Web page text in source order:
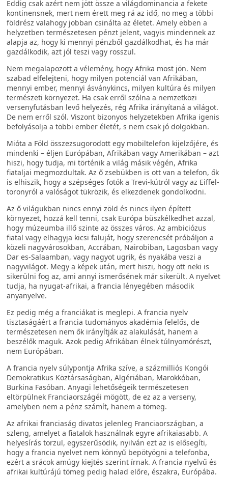
Eddig csak azért nem jött össze a világdominancia a fekete
kontinensnek, mert nem érett meg rá az idő, no meg a többi
földrész valahogy jobban csinálta az életet. Amely ebben a
helyzetben természetesen pénzt jelent, vagyis mindennek az
alapja az, hogy ki mennyi pénzből gazdálkodhat, és ha már
gazdálkodik, azt jól teszi vagy rosszul.
Nem megalapozott a vélemény, hogy Afrika most jön. Nem
szabad elfelejteni, hogy milyen potenciál van Afrikában,
mennyi ember, mennyi ásványkincs, milyen kultúra és milyen
természeti környezet. Ha csak erről szólna a nemzetközi
versenyfutásban levő helyezés, rég Afrika irányítaná a világot.
De nem erről szól. Viszont bizonyos helyzetekben Afrika igenis
befolyásolja a többi ember életét, s nem csak jó dolgokban.
Mióta a Föld összezsugorodott egy mobiltelefon kijelzőjére, és
mindenki – éljen Európában, Afrikában vagy Amerikában – azt
hiszi, hogy tudja, mi történik a világ másik végén, Afrika
fiataljai megmozdultak. Az ő zsebükben is ott van a telefon, ők
is elhiszik, hogy a szépséges fotók a Trevi-kútról vagy az Eiffel-
toronyról a valóságot tükrözik, és elkezdenek gondolkodni.
Az ő világukban nincs ennyi zöld és nincs ilyen épített
környezet, hozzá kell tenni, csak Európa büszkélkedhet azzal,
hogy múzeumba illő szinte az összes város. Az ambiciózus
fiatal vagy elhagyja kicsi faluját, hogy szerencsét próbáljon a
közeli nagyvárosokban, Accrában, Nairobiban, Lagosban vagy
Dar es-Salaamban, vagy nagyot ugrik, és nyakába veszi a
nagyvilágot. Megy a képek után, mert hiszi, hogy ott neki is
sikerülni fog az, ami annyi ismerősének már sikerült. A nyelvet
tudja, ha nyugat-afrikai, a francia lényegében második
anyanyelve.
Ez pedig még a franciákat is meglepi. A francia nyelv
tisztaságáért a francia tudományos akadémia felelős, de
természetesen nem ők irányítják az alakulását, hanem a
beszélők maguk. Azok pedig Afrikában élnek túlnyomórészt,
nem Európában.
A francia nyelv súlypontja Afrika szíve, a százmilliós Kongói
Demokratikus Köztársaságban, Algériában, Marokkóban,
Burkina Fasóban. Anyagi lehetőségeik természetesen
eltörpülnek Franciaországéi mögött, de ez az a verseny,
amelyben nem a pénz számít, hanem a tömeg.
Az afrikai franciaság divatos jelenleg Franciaországban, a
szleng, amelyet a fiatalok használnak egyre afrikaiasabb. A
helyesírás torzul, egyszerűsödik, nyilván ezt az is elősegíti,
hogy a francia nyelvet nem könnyű bepötyögni a telefonba,
ezért a srácok amúgy kiejtés szerint írnak. A francia nyelvű és
afrikai kultúrájú tömeg pedig halad előre, északra, Európába.